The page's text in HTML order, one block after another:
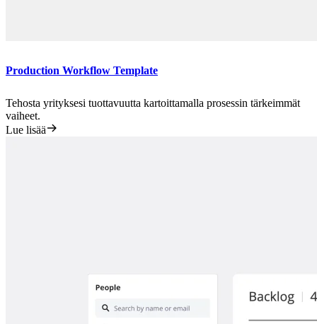
Production Workflow Template
Tehosta yrityksesi tuottavuutta kartoittamalla prosessin tärkeimmät
vaiheet.
Lue lisää